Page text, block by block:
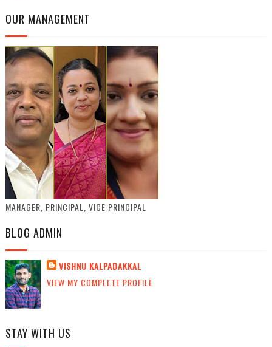
OUR MANAGEMENT
MANAGER, PRINCIPAL, VICE PRINCIPAL
BLOG ADMIN
VISHNU KALPADAKKAL
VIEW MY COMPLETE PROFILE
STAY WITH US